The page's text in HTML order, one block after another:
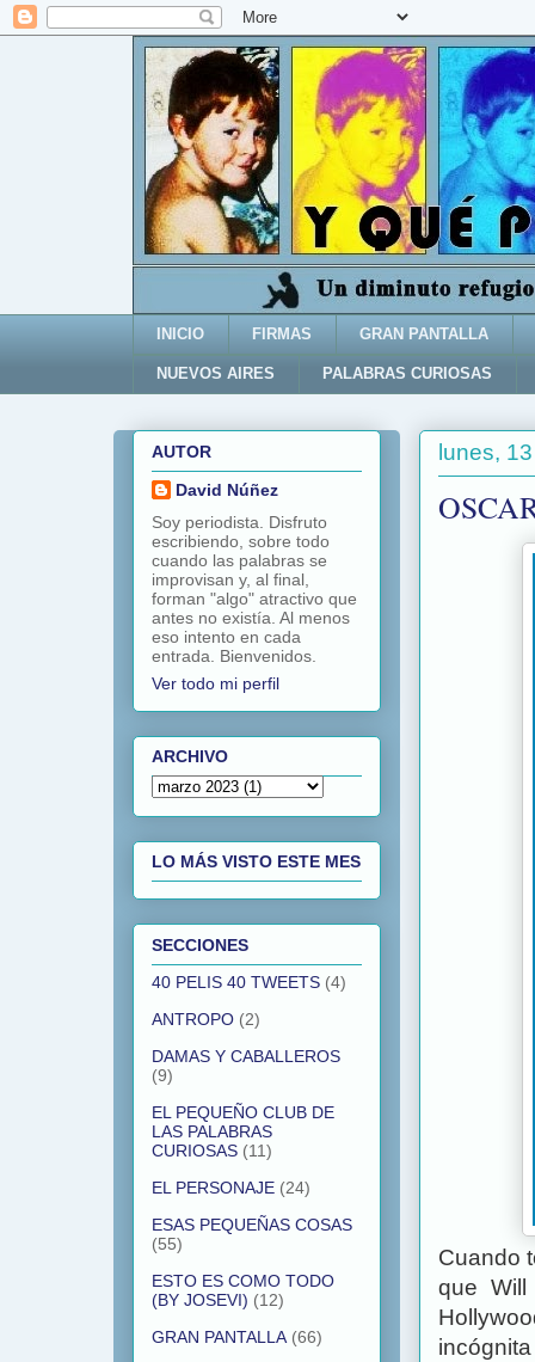
INICIO FIRMAS GRAN PANTALLA
NUEVOS AIRES PALABRAS CURIOSAS
lunes,
Cuando
que
AUTOR
David Núñez
Soy periodista. Disfruto
escribiendo, sobre todo
cuando las palabras se
improvisan y, al final,
forman "algo" atractivo que
antes no existía. Al menos
eso intento en cada
entrada. Bienvenidos.
Ver todo mi perfil
ARCHIVO
LO MÁS VISTO ESTE MES
SECCIONES
40 PELIS 40 TWEETS (4)
ANTROPO (2)
DAMAS Y CABALLEROS
(9)
EL PEQUEÑO CLUB DE
LAS PALABRAS
CURIOSAS (11)
EL PERSONAJE (24)
ESAS PEQUEÑAS COSAS
(55)
ESTO ES COMO TODO
(BY JOSEVI) (12)
GRAN PANTALLA (66)